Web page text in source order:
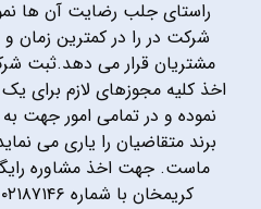
راستای جلب رضایت آن ها
شرکت در را در کمترین زمان و
مشتریان قرار می دهد.ثبت
اخذ کلیه مجوزهای لازم برای
نموده و در تمامی امور جهت
برند متقاضیان را یاری می
ماست. جهت اخذ مشاوره
کریمخان با شماره ۰۲۱۸۷۱۴۶ تماس حاصل فرمایید.